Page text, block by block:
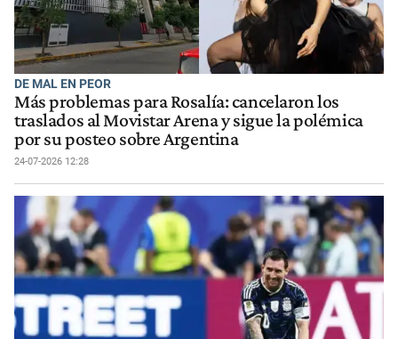
DE MAL EN PEOR
Más problemas para Rosalía: cancelaron los
traslados al Movistar Arena y sigue la polémica
por su posteo sobre Argentina
24-07-2026 12:28